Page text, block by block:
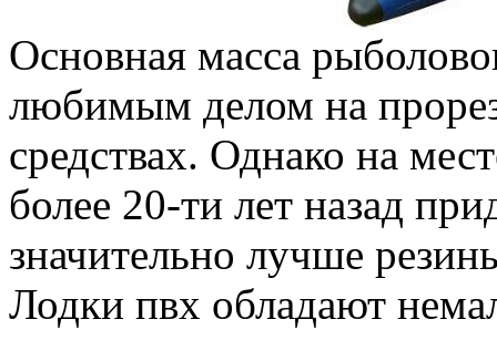
Основная масса
любимым делом на
средствах. Однако на
более 20-ти лет назад
значительно лучше
Лодки пвх обладают